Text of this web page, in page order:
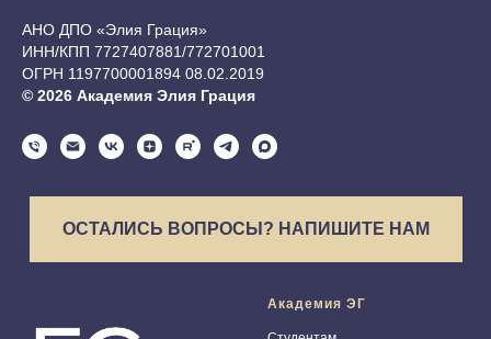
АНО ДПО «Элия Грация»
ИНН/КПП 7727407881/772701001
ОГРН 1197700001894 08.02.2019
© 2026 Академия Элия Грация
ОСТАЛИСЬ ВОПРОСЫ? НАПИШИТЕ НАМ
Академия ЭГ